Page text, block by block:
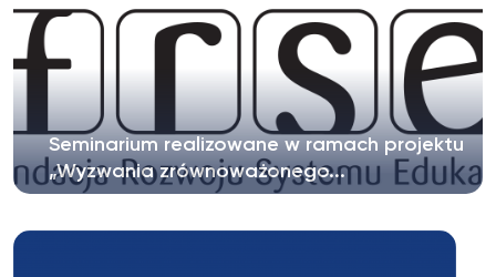
Seminarium realizowane w ramach projektu
„Wyzwania zrównoważonego...
projektu „Wyzwania zrównoważonego...